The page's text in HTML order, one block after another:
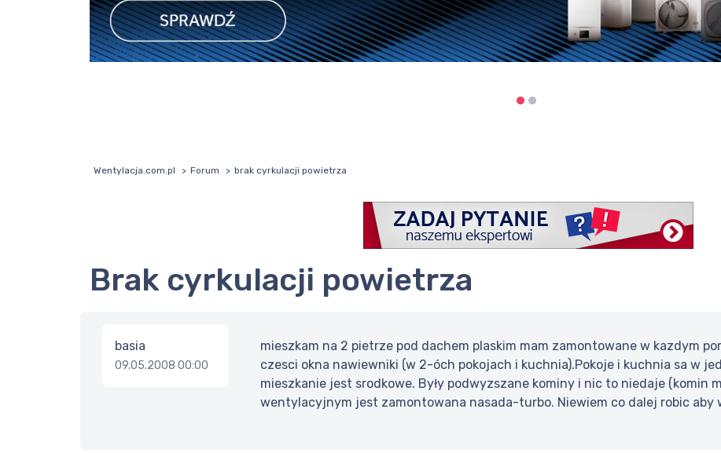
Wentylacja.com.pl Forum brak cyrkulacji powietrza
brak cyrkulacji powietrza
basia
09.05.2008 00:00
mieszkam na 2 pietrze pod dachem plaskim mam zamontowane w kazdym
czesci okna nawiewniki (w 2-óch pokojach i kuchnia).Pokoje i kuchnia sa w
mieszkanie jest srodkowe. Były podwyzszane kominy i nic to niedaje (komin
wentylacyjnym jest zamontowana nasada-turbo. Niewiem co dalej robic aby